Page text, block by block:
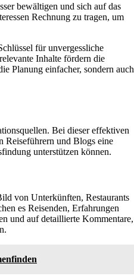
bewältigen und sich auf das
Rechnung zu tragen, um
für unvergessliche
Inhalte fördern die
Planung einfacher, sondern auch
Bei dieser effektiven
Reiseführern und Blogs eine
unterstützen können.
von Unterkünften, Restaurants
es Reisenden, Erfahrungen
und auf detaillierte Kommentare,